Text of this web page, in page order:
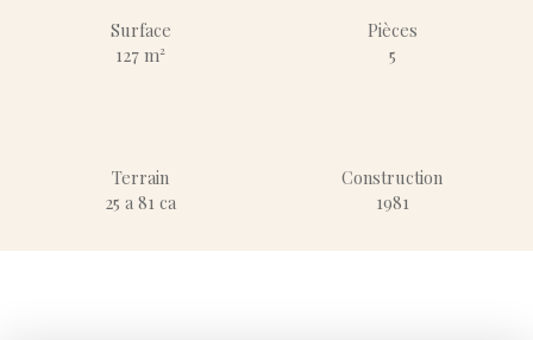
Surface
127m²
Pièces
5
Terrain
25 a 81 ca
Construction
1981